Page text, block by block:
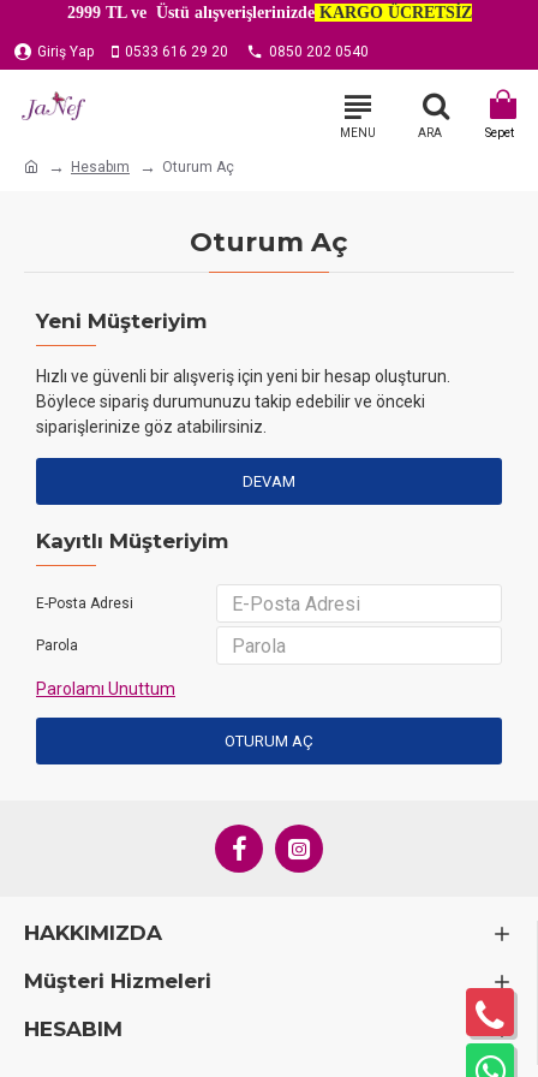
2999 TL ve Üstü alışverişlerinizdeKARGO ÜCRETSİZ
Giriş Yap 0533 616 29 20 0850 202 0540
Hesabım Oturum Aç
Oturum Aç
Yeni Müşteriyim
Hızlı ve güvenli bir alışveriş için yeni bir hesap oluşturun.
Böylece sipariş durumunuzu takip edebilir ve önceki
siparişlerinize göz atabilirsiniz.
DEVAM
Kayıtlı Müşteriyim
E-Posta Adresi
Parola
Parolamı Unuttum
OTURUM AÇ
HAKKIMIZDA
Müşteri Hizmeleri
HESABIM